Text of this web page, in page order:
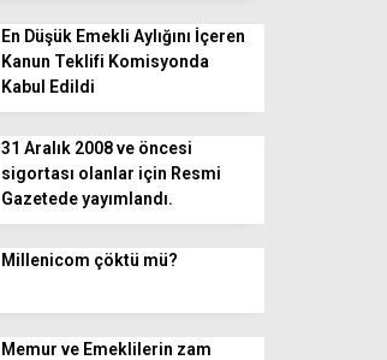
En Düşük Emekli Aylığını İçeren
Kanun Teklifi Komisyonda
Kabul Edildi
31 Aralık 2008 ve öncesi
sigortası olanlar için Resmi
Gazetede yayımlandı.
Millenicom çöktü mü?
Memur ve Emeklilerin zam